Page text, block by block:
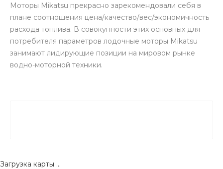
Моторы Mikatsu прекрасно зарекомендовали себя в
плане соотношения цена/качество/вес/экономичность
расхода топлива. В совокупности этих основных для
потребителя параметров лодочные моторы Mikatsu
занимают лидирующие позиции на мировом рынке
водно-моторной техники.
Загрузка карты ...